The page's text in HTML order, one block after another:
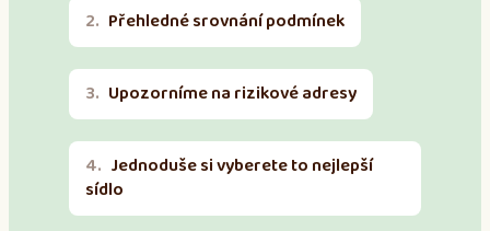
Přehledné srovnání podmínek
Upozorníme na rizikové adresy
Jednoduše si vyberete to nejlepší
sídlo